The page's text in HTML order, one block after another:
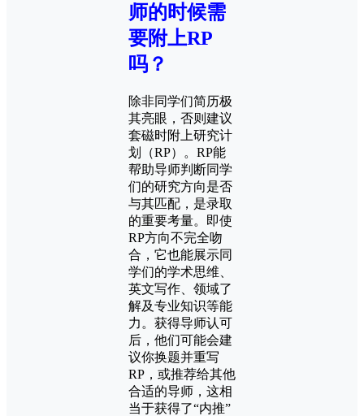
师的时候需
要附上RP
吗？
除非同学们简历极
其亮眼，否则建议
套磁时附上研究计
划（RP）。RP能
帮助导师判断同学
们的研究方向是否
与其匹配，是录取
的重要考量。即使
RP方向不完全吻
合，它也能展示同
学们的学术思维、
英文写作、领域了
解及专业知识等能
力。获得导师认可
后，他们可能会建
议你换题并重写
RP，或推荐给其他
合适的导师，这相
当于获得了“内推”